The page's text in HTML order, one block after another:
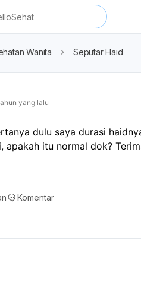
Wanita Seputar Haid
yang lalu
dulu saya durasi
apakah itu normal dok?
Komentar